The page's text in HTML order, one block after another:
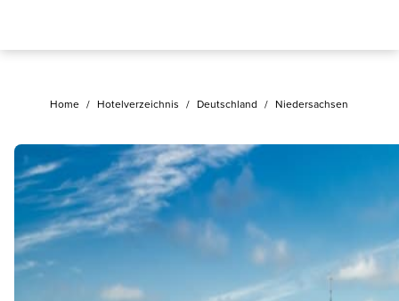
Home / Hotelverzeichnis / Deutschland / Niedersachsen